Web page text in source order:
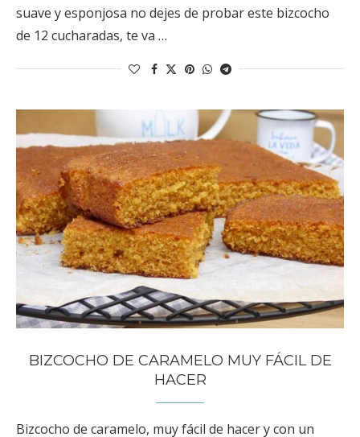
suave y esponjosa no dejes de probar este bizcocho
de 12 cucharadas, te va …
BIZCOCHO DE CARAMELO MUY FÁCIL DE
HACER
Bizcocho de caramelo, muy fácil de hacer y con un